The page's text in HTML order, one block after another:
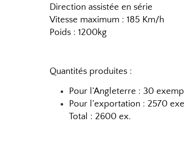
Direction assistée en série
Vitesse maximum : 185 Km/h
Poids : 1200kg
Quantités produites :
Pour l’Angleterre : 30
Pour l’exportation : 2570
Total : 2600 ex.